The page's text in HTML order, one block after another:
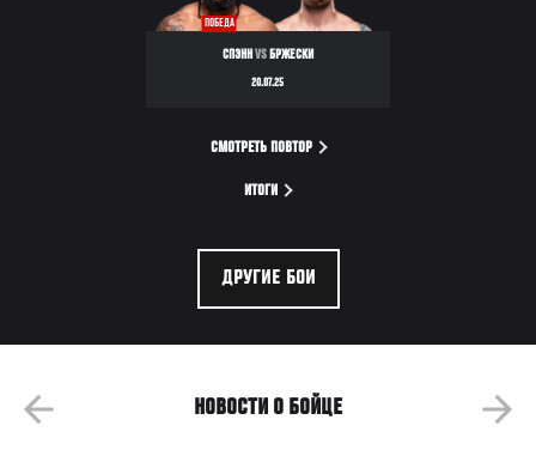
ПОБЕДА
СПЭНН VSБРЖЕСКИ
20.07.25
СМОТРЕТЬ ПОВТОР
ИТОГИ
ДРУГИЕ БОИ
НОВОСТИ О БОЙЦЕ